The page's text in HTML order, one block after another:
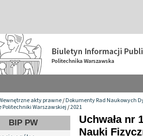
akty prawne/Dokumenty Rad Naukowych
Politechniki Warszawskiej/2021
BIP PW
Uchwała nr
Nauki